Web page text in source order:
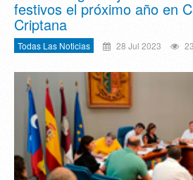
festivos el próximo año en
Criptana
Todas Las Noticias 28 Jul 2023